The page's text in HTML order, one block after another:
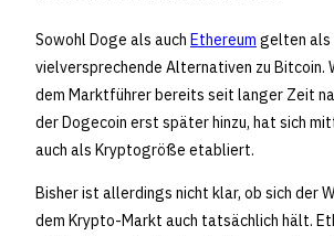
Sowohl Doge als auch Ethereum gelten als
vielversprechende Alternativen zu Bitcoin.
dem Marktführer bereits seit langer Zeit
der Dogecoin erst später hinzu, hat sich
auch als Kryptogröße etabliert.
Bisher ist allerdings nicht klar, ob sich der
dem Krypto-Markt auch tatsächlich hält.